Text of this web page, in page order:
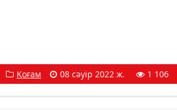
Қоғам 08 сәуір 2022 ж. 1 106